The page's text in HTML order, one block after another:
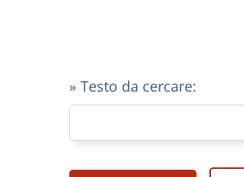
» Testo da cercare: